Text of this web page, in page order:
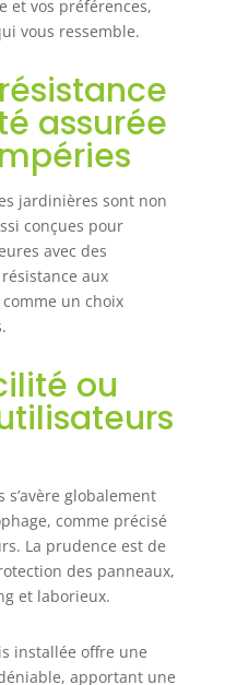
à une
en
type
tunnel, etc.
OUVERT :
bac à fleurs est
pour être
dans
car sa
sans
assure un
drainage
l'eau ne
bac et permet
racines de
plus
CROISSANCE &
DE
VÉGÉTAUX :
et
pour
la chaleur
sol afin
et vos préférences,
vous ressemble.
assurée
jardinières sont non
conçues pour
avec des
aux
un choix
ou
globalement
comme précisé
La prudence est de
des panneaux,
et laborieux.
installée offre une
apportant une